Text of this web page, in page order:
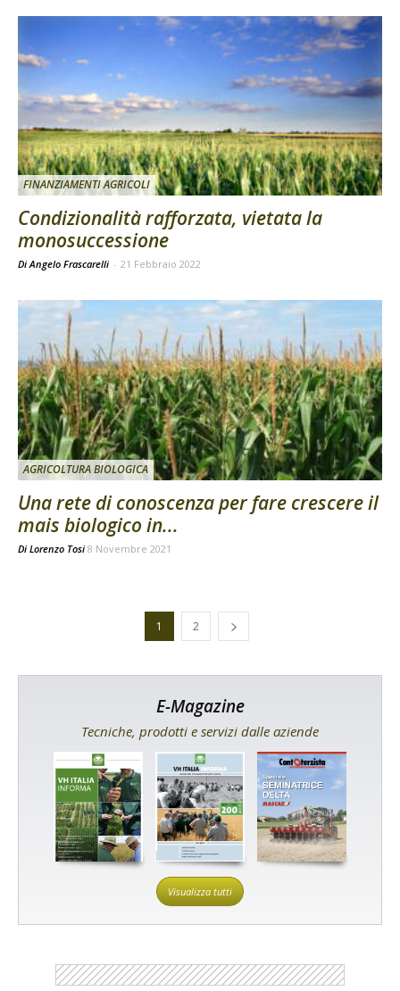
FINANZIAMENTI AGRICOLI
Condizionalità rafforzata, vietata la
monosuccessione
Di Angelo Frascarelli - 21 Febbraio 2022
AGRICOLTURA BIOLOGICA
Una rete di conoscenza per fare crescere il
mais biologico in...
Di Lorenzo Tosi 8 Novembre 2021
1 2
E-Magazine
Tecniche, prodotti e servizi dalle aziende
Visualizza tutti